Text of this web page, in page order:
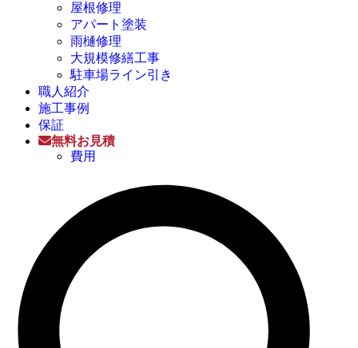
屋根修理
アパート塗装
雨樋修理
大規模修繕工事
駐車場ライン引き
職人紹介
施工事例
保証
無料お見積
費用